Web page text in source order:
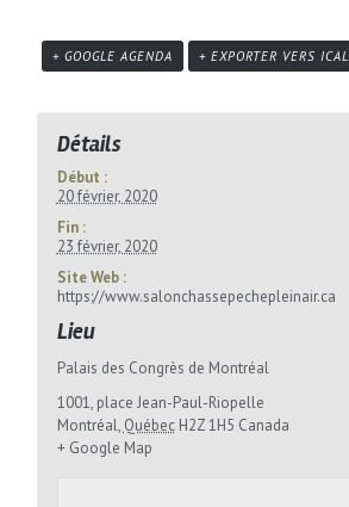
+ GOOGLE AGENDA + EXPORTER VERS ICAL
Détails
Début :
20 février, 2020
Fin :
23 février, 2020
Site Web :
https://www.salonchassepechepleinair.ca
Lieu
Palais des Congrès de Montréal
1001, place Jean-Paul-Riopelle
Montréal, Québec H2Z 1H5 Canada
+ Google Map